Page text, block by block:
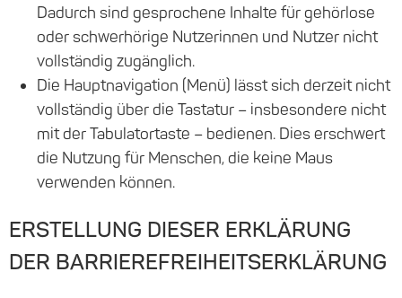
Dadurch sind gesprochene Inhalte für gehörlose
oder schwerhörige Nutzerinnen und Nutzer nicht
vollständig zugänglich.
Die Hauptnavigation (Menü) lässt sich derzeit nicht
vollständig über die Tastatur – insbesondere nicht
mit der Tabulatortaste – bedienen. Dies erschwert
die Nutzung für Menschen, die keine Maus
verwenden können.
ERSTELLUNG DIESER ERKLÄRUNG
DER BARRIERE­FREI­HEITS­ERKLÄRUNG